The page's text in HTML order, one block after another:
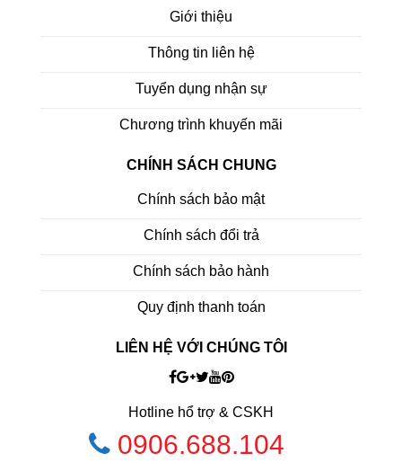
Giới thiệu
Thông tin liên hệ
Tuyển dụng nhận sự
Chương trình khuyến mãi
CHÍNH SÁCH CHUNG
Chính sách bảo mật
Chính sách đổi trả
Chính sách bảo hành
Quy định thanh toán
LIÊN HỆ VỚI CHÚNG TÔI
Hotline hổ trợ & CSKH
0906.688.104